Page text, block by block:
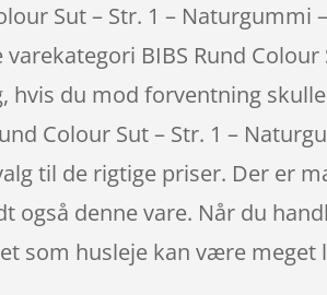
Sut – Str. 1 –
BIBS Rund
hvis du mod forventning
Colour Sut – Str. 1 –
til de rigtige priser. Der er
også denne vare. Når du
som husleje kan være meget